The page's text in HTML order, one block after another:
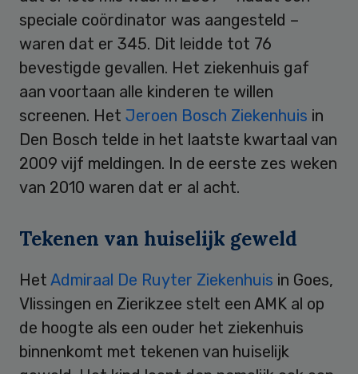
speciale coördinator was aangesteld –
waren dat er 345. Dit leidde tot 76
bevestigde gevallen. Het ziekenhuis gaf
aan voortaan alle kinderen te willen
screenen. Het Jeroen Bosch Ziekenhuis in
Den Bosch telde in het laatste kwartaal van
2009 vijf meldingen. In de eerste zes weken
van 2010 waren dat er al acht.
Tekenen van huiselijk geweld
Het Admiraal De Ruyter Ziekenhuis in Goes,
Vlissingen en Zierikzee stelt een AMK al op
de hoogte als een ouder het ziekenhuis
binnenkomt met tekenen van huiselijk